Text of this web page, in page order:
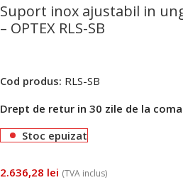
Suport inox ajustabil in
– OPTEX RLS-SB
Cod produs: RLS-SB
Drept de retur in 30 zile de la
Stoc epuizat
2.636,28 lei (TVA inclus)